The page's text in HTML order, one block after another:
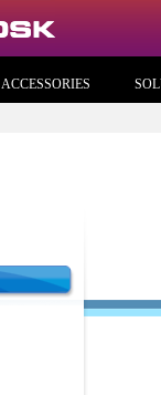
ACCESSORIES